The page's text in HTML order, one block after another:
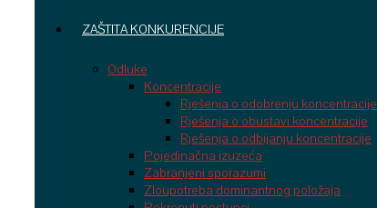
ZAŠTITA KONKURENCIJE
Odluke
Koncentracije
Rješenja o odobrenju koncentracije
Rješenja o obustavi koncentracije
Rješenja o odbijanju koncentracije
Pojedinačna izuzeća
Zabranjeni sporazumi
Zloupotreba dominantnog položaja